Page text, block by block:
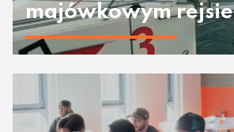
majówkowym rejsie